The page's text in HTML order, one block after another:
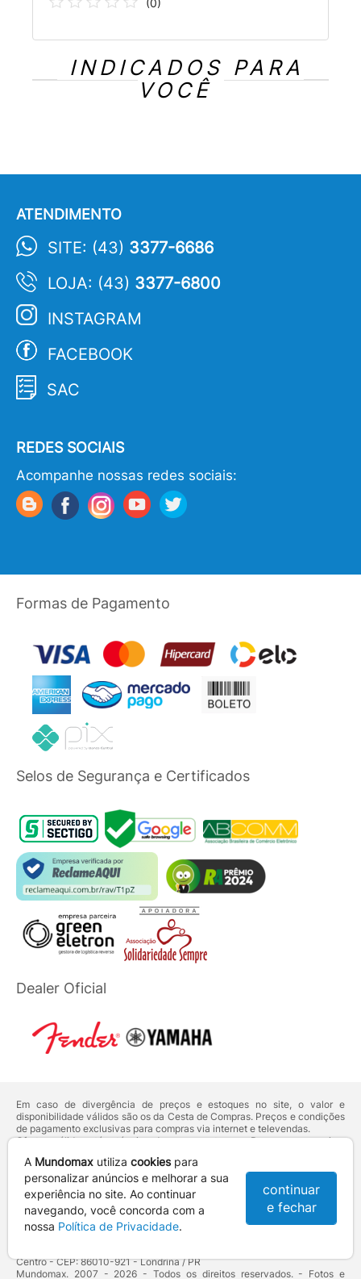
(0)
INDICADOS PARA
VOCÊ
ATENDIMENTO
SITE: (43) 3377-6686
LOJA: (43) 3377-6800
INSTAGRAM
FACEBOOK
SAC
REDES SOCIAIS
Acompanhe nossas redes sociais:
Formas de Pagamento
Selos de Segurança e Certificados
Dealer Oficial
Em caso de divergência de preços e estoques no site, o valor e
disponibilidade válidos são os da Cesta de Compras. Preços e condições
de pagamento exclusivas para compras via internet e televendas.
Ofertas válidas até o término de nossos estoques. Para compras acima
deVenda Corporativa.
Os preços apresentados no site prevalecem sobre outros anunciados em
qualquer outro meio de comunicação ou sites de buscas. Código de
Defesa do Consumidor:Lei nº 8.078.
Vendas sujeitas à confirmação de dados e análises de crédito e risco.
Centro - CEP: 86010-921 - Londrina / PR
Mundomax. 2007 - 2026 - Todos os direitos reservados. - Fotos e
A Mundomax utiliza cookiespara
personalizar anúncios e melhorar a sua
experiência no site. Ao continuar
navegando, você concorda com a
nossa Política de Privacidade.
continuar
e fechar